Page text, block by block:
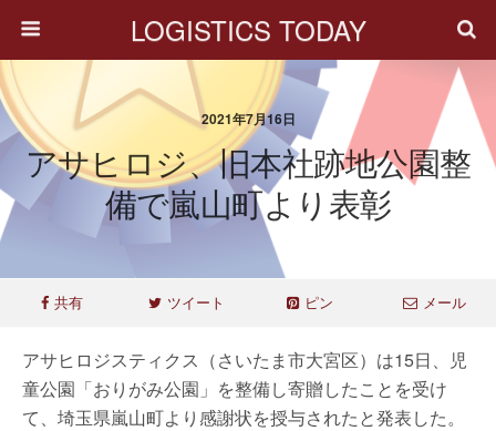
LOGISTICS TODAY
2021年7月16日
アサヒロジ、旧本社跡地公園整
備で嵐山町より表彰
共有 ツイート ピン メール
アサヒロジスティクス（さいたま市大宮区）は15日、児
童公園「おりがみ公園」を整備し寄贈したことを受け
て、埼玉県嵐山町より感謝状を授与されたと発表した。